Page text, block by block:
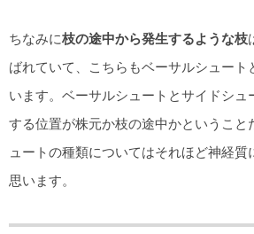
ちなみに枝の途中から発生するような枝
ばれていて、こちらもベーサルシュート
います。ベーサルシュートとサイドシュ
する位置が株元か枝の途中かということ
ュートの種類についてはそれほど神経質
思います。